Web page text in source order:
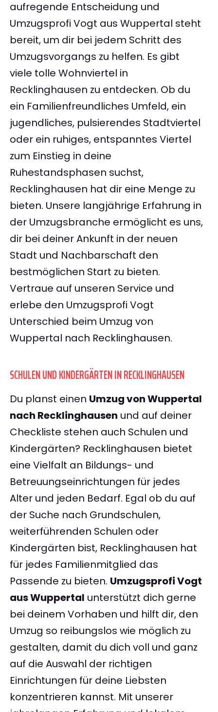
aufregende Entscheidung und
Umzugsprofi Vogt aus Wuppertal steht
bereit, um dir bei jedem Schritt des
Umzugsvorgangs zu helfen. Es gibt
viele tolle Wohnviertel in
Recklinghausen zu entdecken. Ob du
ein Familienfreundliches Umfeld, ein
jugendliches, pulsierendes Stadtviertel
oder ein ruhiges, entspanntes Viertel
zum Einstieg in deine
Ruhestandsphasen suchst,
Recklinghausen hat dir eine Menge zu
bieten. Unsere langjährige Erfahrung in
der Umzugsbranche ermöglicht es uns,
dir bei deiner Ankunft in der neuen
Stadt und Nachbarschaft den
bestmöglichen Start zu bieten.
Vertraue auf unseren Service und
erlebe den Umzugsprofi Vogt
Unterschied beim Umzug von
Wuppertal nach Recklinghausen.
SCHULEN UND KINDERGÄRTEN IN RECKLINGHAUSEN
Du planst einen Umzug von Wuppertal
nach Recklinghausen und auf deiner
Checkliste stehen auch Schulen und
Kindergärten? Recklinghausen bietet
eine Vielfalt an Bildungs- und
Betreuungseinrichtungen für jedes
Alter und jeden Bedarf. Egal ob du auf
der Suche nach Grundschulen,
weiterführenden Schulen oder
Kindergärten bist, Recklinghausen hat
für jedes Familienmitglied das
Passende zu bieten. Umzugsprofi Vogt
aus Wuppertal unterstützt dich gerne
bei deinem Vorhaben und hilft dir, den
Umzug so reibungslos wie möglich zu
gestalten, damit du dich voll und ganz
auf die Auswahl der richtigen
Einrichtungen für deine Liebsten
konzentrieren kannst. Mit unserer